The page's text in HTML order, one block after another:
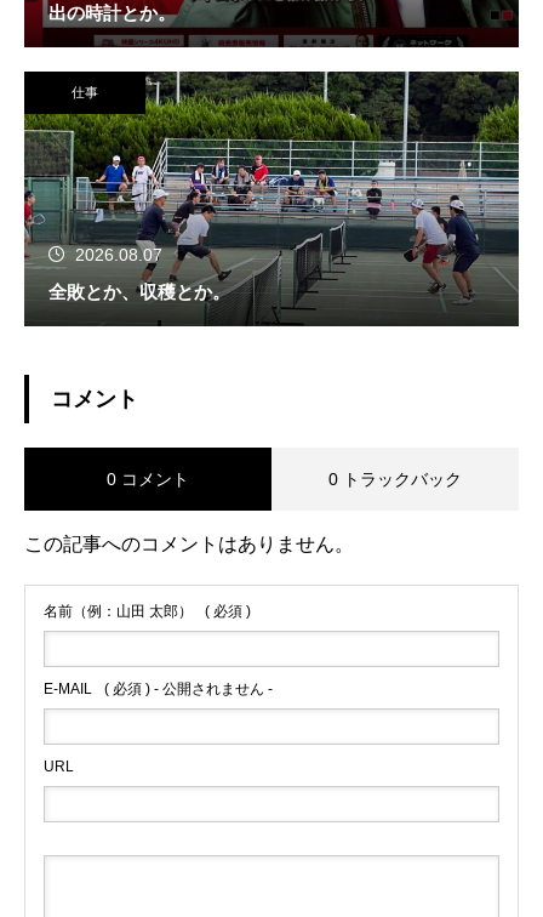
出の時計とか。
仕事
2026.08.07
全敗とか、収穫とか。
コメント
0 コメント 0 トラックバック
この記事へのコメントはありません。
名前（例：山田 太郎） ( 必須 )
E-MAIL ( 必須 ) - 公開されません -
URL